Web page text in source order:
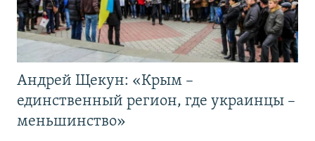
Андрей Щекун: «Крым –
единственный регион, где украинцы –
меньшинство»